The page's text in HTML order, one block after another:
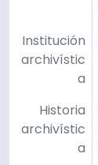
Institución
archivístic
a
Historia
archivístic
a